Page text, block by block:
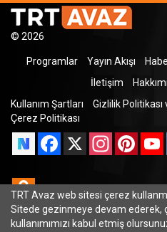
© 2026
Programlar Yayın Akışı
İletişim
Kullanım Şartları
Gizlilik
Çerez Politikası
Facebook
X Instagram
Odnoklassniki
TRT Avaz web sitesi çerez
Sitede gezinmeye devam ederek,
kullanımımızı kabul etmiş